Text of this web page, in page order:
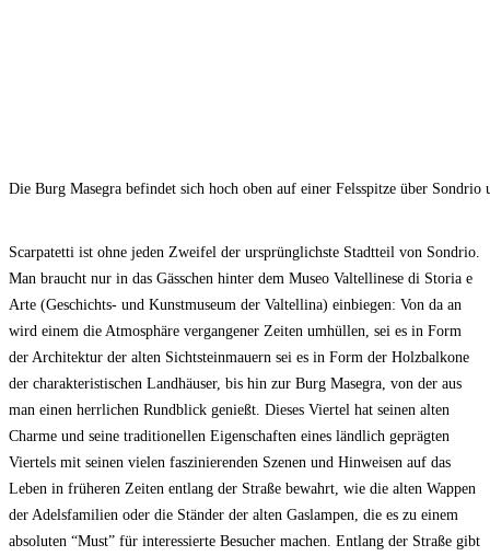
Die Burg Masegra befindet sich hoch oben auf einer Felsspitze über
Scarpatetti ist ohne jeden Zweifel der ursprünglichste Stadtteil von Sondrio.
Man braucht nur in das Gässchen hinter dem Museo Valtellinese di Storia e
Arte (Geschichts- und Kunstmuseum der Valtellina) einbiegen: Von da an
wird einem die Atmosphäre vergangener Zeiten umhüllen, sei es in Form
der Architektur der alten Sichtsteinmauern sei es in Form der Holzbalkone
der charakteristischen Landhäuser, bis hin zur Burg Masegra, von der aus
man einen herrlichen Rundblick genießt. Dieses Viertel hat seinen alten
Charme und seine traditionellen Eigenschaften eines ländlich geprägten
Viertels mit seinen vielen faszinierenden Szenen und Hinweisen auf das
Leben in früheren Zeiten entlang der Straße bewahrt, wie die alten Wappen
der Adelsfamilien oder die Ständer der alten Gaslampen, die es zu einem
absoluten “Must” für interessierte Besucher machen. Entlang der Straße gibt